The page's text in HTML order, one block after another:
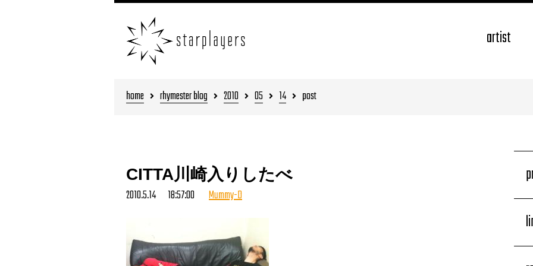
artist
home rhymester blog 2010 05 14 post
CITTA川崎入りしたべ
2010.5.14 18:57:00 Mummy-D